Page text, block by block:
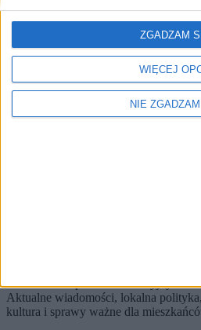
WIĘCEJ
NIE
ZGADZAM
Najczęściej czytane
TOP 5
Posiłek i dobre słowo. Krakowska
KRKnews to portal informacyjny o
Aktualne wiadomości, lokalna
kultura i sprawy ważne dla